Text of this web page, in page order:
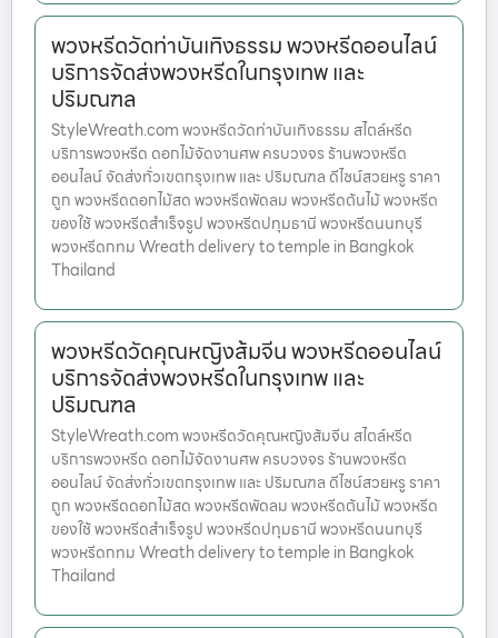
พวงหรีดวัดท่าบันเทิงธรรม พวงหรีดออนไลน์
บริการจัดส่งพวงหรีดในกรุงเทพ และ
ปริมณฑล
StyleWreath.com พวงหรีดวัดท่าบันเทิงธรรม สไตล์หรีด
บริการพวงหรีด ดอกไม้จัดงานศพ ครบวงจร ร้านพวงหรีด
ออนไลน์ จัดส่งทั่วเขตกรุงเทพ และ ปริมณฑล ดีไซน์สวยหรู ราคา
ถูก พวงหรีดดอกไม้สด พวงหรีดพัดลม พวงหรีดต้นไม้ พวงหรีด
ของใช้ พวงหรีดสำเร็จรูป พวงหรีดปทุมธานี พวงหรีดนนทบุรี
พวงหรีดกทม Wreath delivery to temple in Bangkok
Thailand
พวงหรีดวัดคุณหญิงส้มจีน พวงหรีดออนไลน์
บริการจัดส่งพวงหรีดในกรุงเทพ และ
ปริมณฑล
StyleWreath.com พวงหรีดวัดคุณหญิงส้มจีน สไตล์หรีด
บริการพวงหรีด ดอกไม้จัดงานศพ ครบวงจร ร้านพวงหรีด
ออนไลน์ จัดส่งทั่วเขตกรุงเทพ และ ปริมณฑล ดีไซน์สวยหรู ราคา
ถูก พวงหรีดดอกไม้สด พวงหรีดพัดลม พวงหรีดต้นไม้ พวงหรีด
ของใช้ พวงหรีดสำเร็จรูป พวงหรีดปทุมธานี พวงหรีดนนทบุรี
พวงหรีดกทม Wreath delivery to temple in Bangkok
Thailand